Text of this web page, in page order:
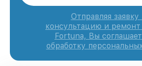
Отправляя заявку
консультацию и
Fortuna, Вы
обработку